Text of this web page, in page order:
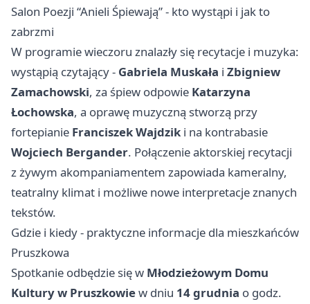
Salon Poezji “Anieli Śpiewają” - kto wystąpi i jak to
zabrzmi
W programie wieczoru znalazły się recytacje i muzyka:
wystąpią czytający - Gabriela Muskała i Zbigniew
Zamachowski, za śpiew odpowie Katarzyna
Łochowska, a oprawę muzyczną stworzą przy
fortepianie Franciszek Wajdzik i na kontrabasie
Wojciech Bergander. Połączenie aktorskiej recytacji
z żywym akompaniamentem zapowiada kameralny,
teatralny klimat i możliwe nowe interpretacje znanych
tekstów.
Gdzie i kiedy - praktyczne informacje dla mieszkańców
Pruszkowa
Spotkanie odbędzie się w Młodzieżowym Domu
Kultury w Pruszkowiew dniu 14 grudnia o godz.